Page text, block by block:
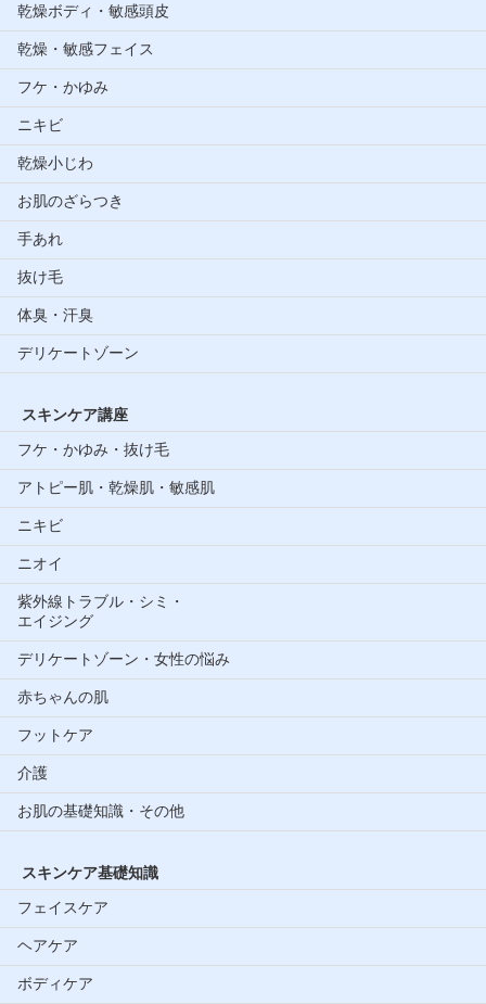
乾燥ボディ・敏感頭皮
乾燥・敏感フェイス
フケ・かゆみ
ニキビ
乾燥小じわ
お肌のざらつき
手あれ
抜け毛
体臭・汗臭
デリケートゾーン
スキンケア講座
フケ・かゆみ・抜け毛
アトピー肌・乾燥肌・敏感肌
ニキビ
ニオイ
紫外線トラブル・シミ・
エイジング
デリケートゾーン・女性の悩み
赤ちゃんの肌
フットケア
介護
お肌の基礎知識・その他
スキンケア基礎知識
フェイスケア
ヘアケア
ボディケア